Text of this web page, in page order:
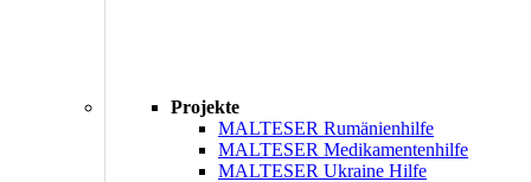
Projekte
MALTESER Rumänienhilfe
MALTESER Medikamentenhilfe
MALTESER Ukraine Hilfe